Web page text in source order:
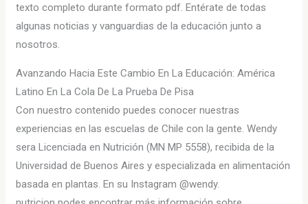
texto completo durante formato pdf. Entérate de todas
algunas noticias y vanguardias de la educación junto a
nosotros.
Avanzando Hacia Este Cambio En La Educación: América
Latino En La Cola De La Prueba De Pisa
Con nuestro contenido puedes conocer nuestras
experiencias en las escuelas de Chile con la gente. Wendy
sera Licenciada en Nutrición (MN MP 5558), recibida de la
Universidad de Buenos Aires y especializada en alimentación
basada en plantas. En su Instagram @wendy.